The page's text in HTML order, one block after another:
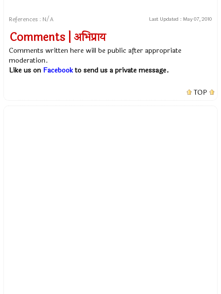
References : N/A Last Updated : May 07, 2010
Comments | अभिप्राय
Comments written here will be public after appropriate
moderation.
Like us on Facebookto send us a private message.
TOP